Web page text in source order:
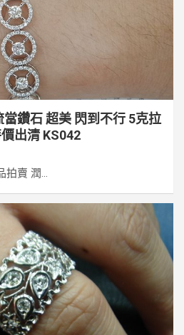
鑽石 超美 閃到不行 5克拉
出清 KS042
拍賣 潤...